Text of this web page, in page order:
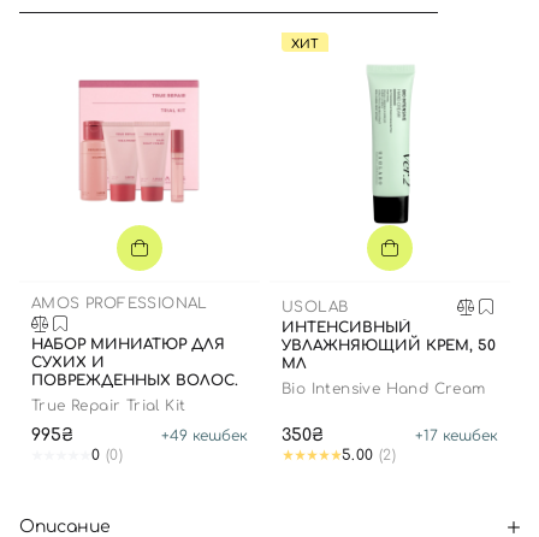
AMOS PROFESSIONAL
НАБОР МИНИАТЮР ДЛЯ
СУХИХ И
ПОВРЕЖДЕННЫХ ВОЛОС.
True Repair Trial Kit
995₴ +49 кешбек
0 (0)
ХИТ
USOLAB
ИНТЕНСИВНЫЙ
УВЛАЖНЯЮЩИЙ КРЕМ, 50
МЛ
Bio Intensive Hand Cream
350₴ +17 кешбек
5.00 (2)
Описание